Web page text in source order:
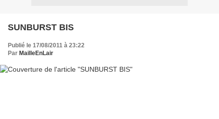
SUNBURST BIS
Publié le 17/08/2011 à 23:22
Par MailleEnLair